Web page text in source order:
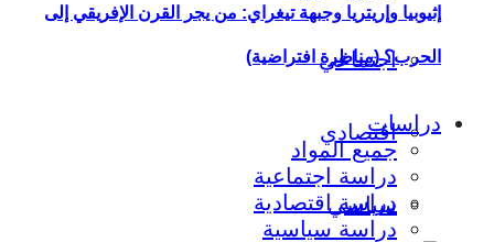
اجتماعي
اقتصادي
سياسي
إثيوبيا وإريتريا وجبهة تيغراي: من يجر القرن الإفريقي إلى
الحرب؟ (مناظرة افتراضية)
دراسات
جميع المواد
دراسة اجتماعية
دراسة اقتصادية
دراسة سياسية